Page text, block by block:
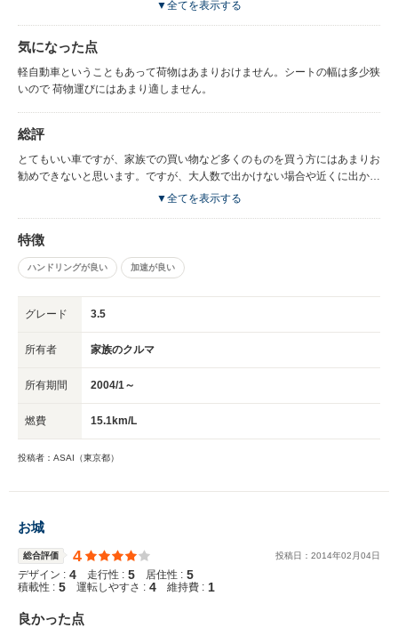
▼全てを表示する
気になった点
軽自動車ということもあって荷物はあまりおけません。シートの幅は多少狭
いので 荷物運びにはあまり適しません。
総評
とてもいい車ですが、家族での買い物など多くのものを買う方にはあまりお
勧めできないと思います。ですが、大人数で出かけない場合や近くに出かけ
る時には大いに活躍してくれます。▼全てを表示する
特徴
ハンドリングが良い 加速が良い
グレード 3.5
所有者 家族のクルマ
所有期間 2004/1～
燃費 15.1km/L
投稿者：ASAI（東京都）
お城
総合評価 4 投稿日： 2014年02 月04日
デザイン : 4 走行性 : 5 居住性 : 5
積載性 : 5 運転しやすさ : 4 維持費 : 1
良かった点